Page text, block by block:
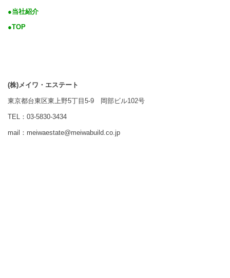
●当社紹介
●TOP
(株)メイワ・エステート
東京都台東区東上野5丁目5-9 岡部ビル102号
TEL：03-5830-3434
mail：meiwaestate@meiwabuild.co.jp